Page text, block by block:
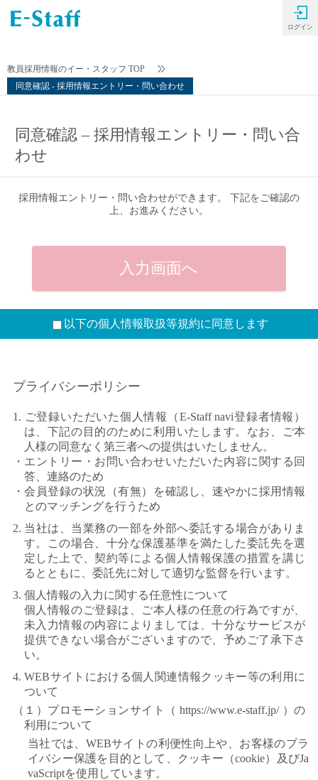
ログイン
教員採用情報のイー・スタッフ TOP
同意確認 - 採用情報エントリー・問い合わせ
同意確認 – 採用情報エントリー・問い合
わせ
採用情報エントリー・問い合わせができます。 下記をご確認の
上、お進みください。
入力画面へ
以下の個人情報取扱等規約に同意します
プライバシーポリシー
1. ご登録いただいた個人情報（E-Staff navi登録者情報）
は、下記の目的のために利用いたします。なお、ご本
人様の同意なく第三者への提供はいたしません。
・エントリー・お問い合わせいただいた内容に関する回
答、連絡のため
・会員登録の状況（有無）を確認し、速やかに採用情報
とのマッチングを行うため
2. 当社は、当業務の一部を外部へ委託する場合がありま
す。この場合、十分な保護基準を満たした委託先を選
定した上で、契約等による個人情報保護の措置を講じ
るとともに、委託先に対して適切な監督を行います。
3. 個人情報の入力に関する任意性について
個人情報のご登録は、ご本人様の任意の行為ですが、
未入力情報の内容によりましては、十分なサービスが
提供できない場合がございますので、予めご了承下さ
い。
4. WEBサイトにおける個人関連情報クッキー等の利用に
ついて
（１）プロモーションサイト（ https://www.e-staff.jp/ ）の
利用について
当社では、WEBサイトの利便性向上や、お客様のプラ
イバシー保護を目的として、クッキー（cookie）及びJa
vaScriptを使用しています。